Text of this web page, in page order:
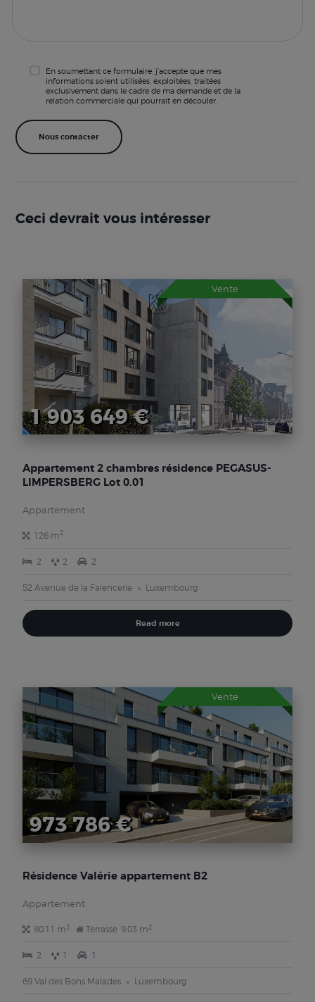
En soumettant ce formulaire, j'accepte que mes
informations soient utilisées, exploitées, traitées
exclusivement dans le cadre de ma demande et de la
relation commerciale qui pourrait en découler.
Ceci devrait vous intéresser
Vente
1 903 649 €
Appartement 2 chambres résidence PEGASUS-
LIMPERSBERG Lot 0.01
Appartement
126 m2
2 2 2
52 Avenue de la Faiencerie Luxembourg
Read more
Vente
973 786 €
Résidence Valérie appartement B2
Appartement
80.11 m2 Terrasse 9.03 m2
2 1 1
69 Val des Bons Malades Luxembourg